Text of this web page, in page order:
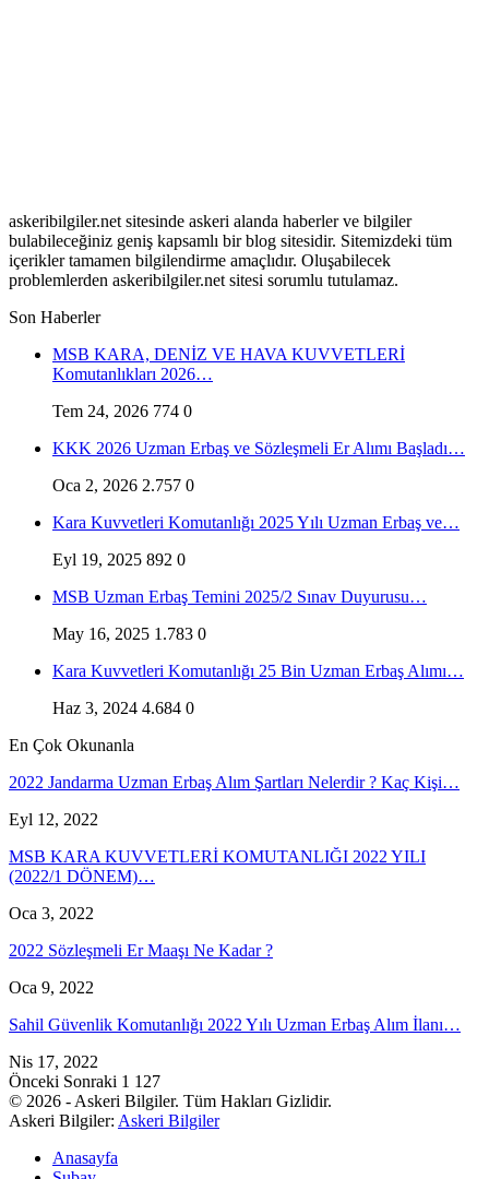
askeribilgiler.net sitesinde askeri alanda haberler ve bilgiler
bulabileceğiniz geniş kapsamlı bir blog sitesidir. Sitemizdeki tüm
içerikler tamamen bilgilendirme amaçlıdır. Oluşabilecek
problemlerden askeribilgiler.net sitesi sorumlu tutulamaz.
Son Haberler
MSB KARA, DENİZ VE HAVA KUVVETLERİ
Komutanlıkları 2026…
Tem 24, 2026 774 0
KKK 2026 Uzman Erbaş ve Sözleşmeli Er Alımı Başladı…
Oca 2, 2026 2.757 0
Kara Kuvvetleri Komutanlığı 2025 Yılı Uzman Erbaş ve…
Eyl 19, 2025 892 0
MSB Uzman Erbaş Temini 2025/2 Sınav Duyurusu…
May 16, 2025 1.783 0
Kara Kuvvetleri Komutanlığı 25 Bin Uzman Erbaş Alımı…
Haz 3, 2024 4.684 0
En Çok Okunanla
2022 Jandarma Uzman Erbaş Alım Şartları Nelerdir ? Kaç Kişi…
Eyl 12, 2022
MSB KARA KUVVETLERİ KOMUTANLIĞI 2022 YILI
(2022/1 DÖNEM)…
Oca 3, 2022
2022 Sözleşmeli Er Maaşı Ne Kadar ?
Oca 9, 2022
Sahil Güvenlik Komutanlığı 2022 Yılı Uzman Erbaş Alım İlanı…
Nis 17, 2022
Önceki Sonraki 1 127
© 2026 - Askeri Bilgiler. Tüm Hakları Gizlidir.
Askeri Bilgiler: Askeri Bilgiler
Anasayfa